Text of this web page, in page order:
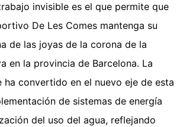
invisible es el que permite que
De Les Comes mantenga su
de las joyas de la corona de la
en la provincia de Barcelona. La
ha convertido en el nuevo eje de esta
de sistemas de energía
del uso del agua, reflejando